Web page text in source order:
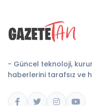
- Güncel teknoloji,
haberlerini tarafsız ve